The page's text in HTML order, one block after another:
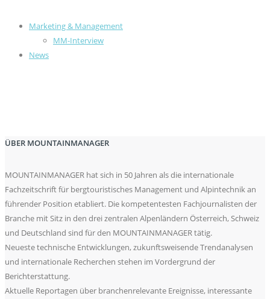
Marketing & Management
MM-Interview
News
ÜBER MOUNTAINMANAGER
MOUNTAINMANAGER hat sich in 50 Jahren als die internationale
Fachzeitschrift für bergtouristisches Management und Alpintechnik an
führender Position etabliert. Die kompetentesten Fachjournalisten der
Branche mit Sitz in den drei zentralen Alpenländern Österreich, Schweiz
und Deutschland sind für den MOUNTAINMANAGER tätig.
Neueste technische Entwicklungen, zukunftsweisende Trendanalysen
und internationale Recherchen stehen im Vordergrund der
Berichterstattung.
Aktuelle Reportagen über branchenrelevante Ereignisse, interessante